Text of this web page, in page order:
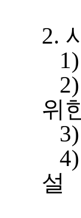
2.
1)
2)
위
3)
4)
설